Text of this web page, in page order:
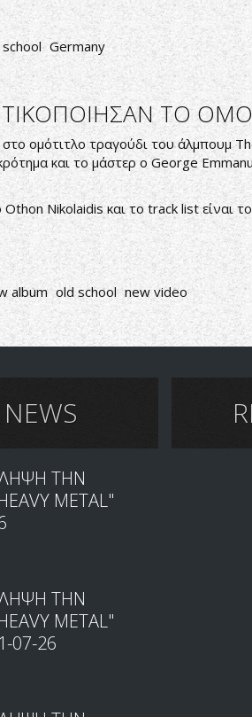
Germany
ΤΟ
στο ομότιτλο τραγούδι του
και το μάστερ ο George
Nikolaidis και το track list είναι
album old school new video
ΤΗΝ
METAL"
ΤΗΝ
METAL"
07-26